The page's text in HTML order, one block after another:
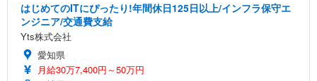
はじめてのITにぴったり!年間休日125日以上/インフラ保守エ
ンジニア/交通費支給
Yts株式会社
愛知県
月給30万7,400円～50万円